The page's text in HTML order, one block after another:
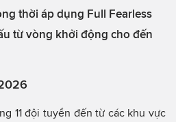
thời áp dụng Full Fearless
từ vòng khởi động cho đến
11 đội tuyển đến từ các khu vực